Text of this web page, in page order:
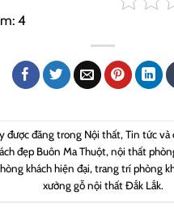
4
được đăng trong Nội thất,Tin tứcvà
đẹp Buôn Ma Thuột,nội thất
khách hiện đại,trang trí phòng
xưởng gỗ nội thất Đắk Lắk.